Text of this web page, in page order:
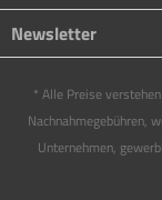
Newsletter
* Alle Preise
Nachnahmegebühren,
Unternehmen,